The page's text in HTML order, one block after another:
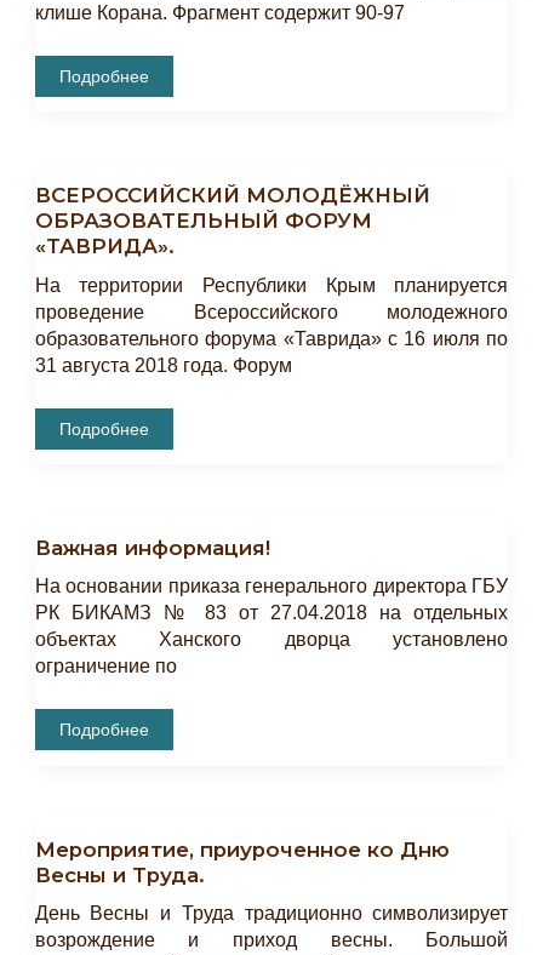
клише Корана. Фрагмент содержит 90-97
Удивительная
Находка
Подробнее
ВСЕРОССИЙСКИЙ МОЛОДЁЖНЫЙ
ОБРАЗОВАТЕЛЬНЫЙ ФОРУМ
«ТАВРИДА».
На территории Республики Крым планируется
проведение Всероссийского молодежного
образовательного форума «Таврида» с 16 июля по
31 августа 2018 года. Форум
ВСЕРОССИЙСКИЙ
МОЛОДЁЖНЫЙ
Подробнее
Важная информация!
На основании приказа генерального директора ГБУ
РК БИКАМЗ № 83 от 27.04.2018 на отдельных
объектах Ханского дворца установлено
ограничение по
Важная
Информация!
Подробнее
Мероприятие, приуроченное ко Дню
Весны и Труда.
День Весны и Труда традиционно символизирует
возрождение и приход весны. Большой